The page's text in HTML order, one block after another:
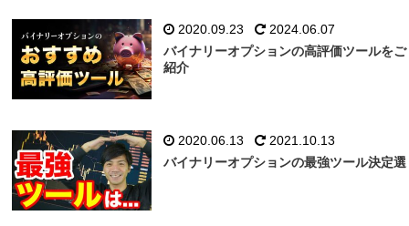
2020.09.23
2024.06.07
バイナリーオプションの高評価ツールをご
紹介
2020.06.13
2021.10.13
バイナリーオプションの最強ツール決定選